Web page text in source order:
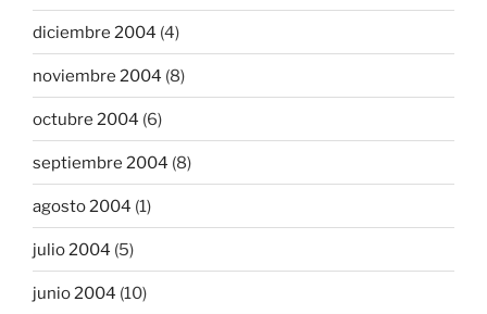
diciembre 2004 (4)
noviembre 2004 (8)
octubre 2004 (6)
septiembre 2004 (8)
agosto 2004 (1)
julio 2004 (5)
junio 2004 (10)